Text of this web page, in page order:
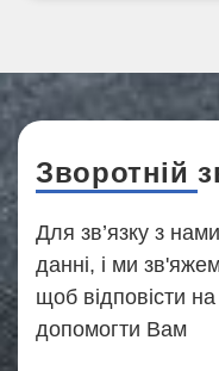
Зворотній
Для зв’язку з
данні, і ми
щоб відповісти
допомогти Вам